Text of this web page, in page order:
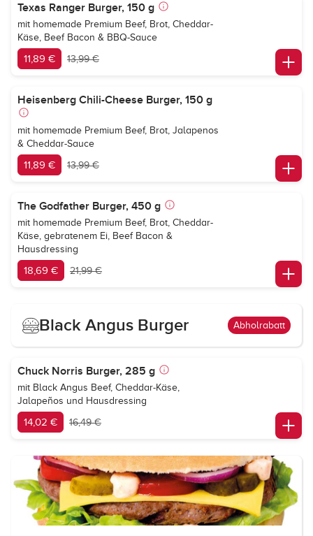
Texas Ranger Burger, 150 g
mit homemade Premium Beef, Brot, Cheddar-
Käse, Beef Bacon & BBQ-Sauce
11,89 € 13,99 €
Heisenberg Chili-Cheese Burger, 150 g
mit homemade Premium Beef, Brot, Jalapenos
& Cheddar-Sauce
11,89 € 13,99 €
The Godfather Burger, 450 g
mit homemade Premium Beef, Brot, Cheddar-
Käse, gebratenem Ei, Beef Bacon &
Hausdressing
18,69 € 21,99 €
Black Angus Burger Abholrabatt
Chuck Norris Burger, 285 g
mit Black Angus Beef, Cheddar-Käse,
Jalapeños und Hausdressing
14,02 € 16,49 €